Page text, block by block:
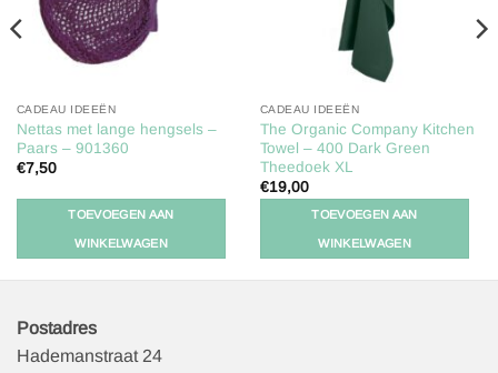
CADEAU IDEEËN
Nettas met lange hengsels –
Paars – 901360
€7,50
TOEVOEGEN AAN
WINKELWAGEN
CADEAU IDEEËN
The Organic Company Kitchen
Towel – 400 Dark Green
Theedoek XL
€19,00
TOEVOEGEN AAN
WINKELWAGEN
Postadres
Hademanstraat 24